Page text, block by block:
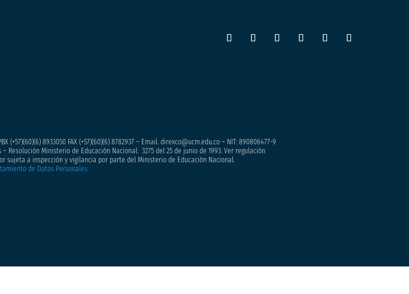
(+57)(60)(6) 8933050FAX (+57)(60)(6) 8782937 – Email. direxco@ucm.edu.co – NIT: 890806477-9
Resolución Ministerio de Educación Nacional: 3275 del 25 de junio de 1993. Ver regulación
sujeta a inspección y vigilancia por parte del Ministerio de Educación Nacional.
de Datos Personales